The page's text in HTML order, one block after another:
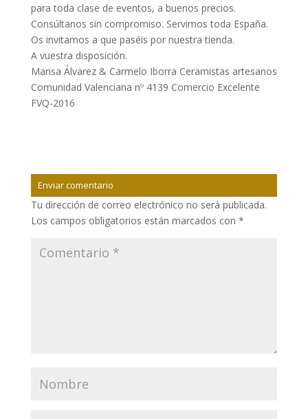
para toda clase de eventos, a buenos precios.
Consúltanos sin compromiso. Servimos toda España.
Os invitamos a que paséis por nuestra tienda.
A vuestra disposición.
Marisa Álvarez & Carmelo Iborra Ceramistas artesanos
Comunidad Valenciana nº 4139 Comercio Excelente
FVQ-2016
Enviar comentario
Tu dirección de correo electrónico no será publicada.
Los campos obligatorios están marcados con *